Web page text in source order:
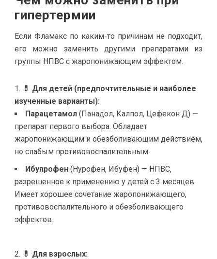
гипертермии
Если Фламакс по каким-то причинам не подходит,
его можно заменить другими препаратами из
группы НПВС с жаропонижающим эффектом.
💊 Для детей (предпочтительные и наиболее
изученные варианты):
Парацетамол (Панадол, Калпол, Цефекон Д) —
препарат первого выбора. Обладает
жаропонижающим и обезболивающим действием,
но слабым противовоспалительным.
Ибупрофен (Нурофен, Ибуфен) — НПВС,
разрешенное к применению у детей с 3 месяцев.
Имеет хорошее сочетание жаропонижающего,
противовоспалительного и обезболивающего
эффектов.
💊 Для взрослых: